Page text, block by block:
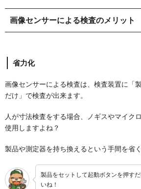
画像センサーによる検査のメリット
省力化
画像センサーによる検査は、検査装置に「
だけ」で検査が出来ます。
人が寸法検査をする場合、ノギスやマイク
使用しますよね？
製品や測定器を持ち換えるという手間を省
製品をセットして起動ボタンを押す
いね！